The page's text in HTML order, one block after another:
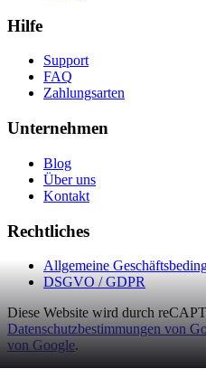
Hilfe
Support
FAQ
Zahlungsarten
Unternehmen
Blog
Über uns
Kontakt
Rechtliches
Allgemeine
DSGVO / GDPR
Diese Website wird durch
Datenschutzbestimmungen von
von Google.